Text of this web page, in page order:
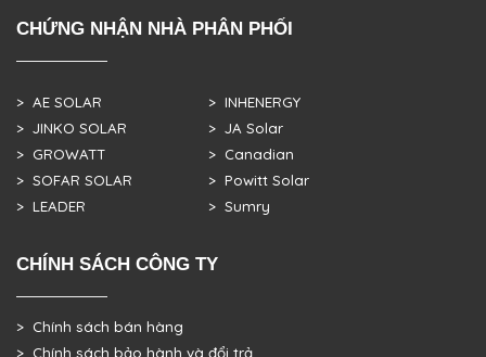
CHỨNG NHẬN NHÀ PHÂN PHỐI
> AE SOLAR
> JINKO SOLAR
> GROWATT
> SOFAR SOLAR
> LEADER
> INHENERGY
> JA Solar
> Canadian
> Powitt Solar
> Sumry
CHÍNH SÁCH CÔNG TY
> Chính sách bán hàng
> Chính sách bảo hành và đổi trả